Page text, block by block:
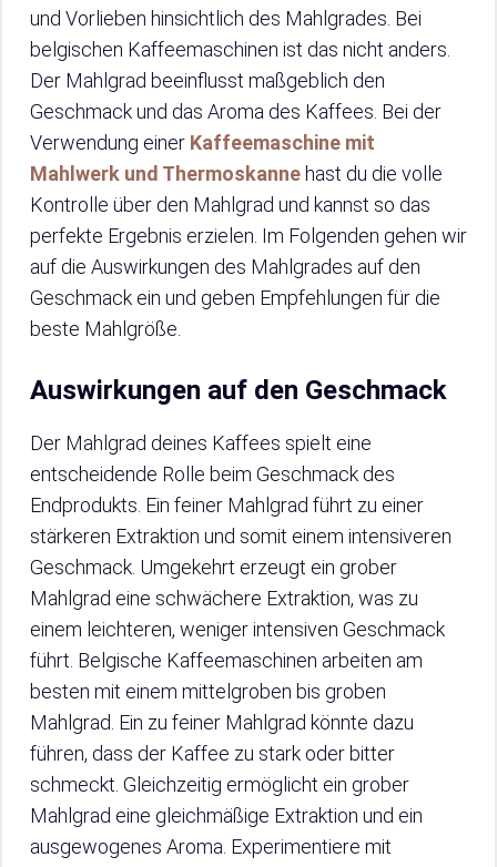
und Vorlieben hinsichtlich des Mahlgrades. Bei
belgischen Kaffeemaschinen ist das nicht anders.
Der Mahlgrad beeinflusst maßgeblich den
Geschmack und das Aroma des Kaffees. Bei der
Verwendung einer Kaffeemaschine mit
Mahlwerk und Thermoskanne hast du die volle
Kontrolle über den Mahlgrad und kannst so das
perfekte Ergebnis erzielen. Im Folgenden gehen wir
auf die Auswirkungen des Mahlgrades auf den
Geschmack ein und geben Empfehlungen für die
beste Mahlgröße.
Auswirkungen auf den Geschmack
Der Mahlgrad deines Kaffees spielt eine
entscheidende Rolle beim Geschmack des
Endprodukts. Ein feiner Mahlgrad führt zu einer
stärkeren Extraktion und somit einem intensiveren
Geschmack. Umgekehrt erzeugt ein grober
Mahlgrad eine schwächere Extraktion, was zu
einem leichteren, weniger intensiven Geschmack
führt. Belgische Kaffeemaschinen arbeiten am
besten mit einem mittelgroben bis groben
Mahlgrad. Ein zu feiner Mahlgrad könnte dazu
führen, dass der Kaffee zu stark oder bitter
schmeckt. Gleichzeitig ermöglicht ein grober
Mahlgrad eine gleichmäßige Extraktion und ein
ausgewogenes Aroma. Experimentiere mit